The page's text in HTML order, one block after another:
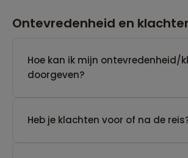
Ontevredenheid en
Hoe kan ik mijn ontevredenheid/
doorgeven?
Heb je klachten voor of na de